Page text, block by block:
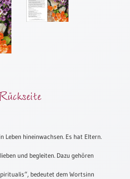
Leben hineinwachsen. Es hat Eltern.
und begleiten. Dazu gehören
bedeutet dem Wortsinn